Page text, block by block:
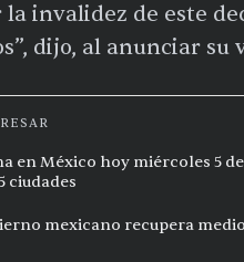
la invalidez de este
dijo, al anunciar su
en México hoy miércoles 5
ciudades
mexicano recupera